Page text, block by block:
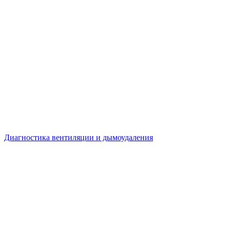
Диагностика вентиляции и дымоудаления